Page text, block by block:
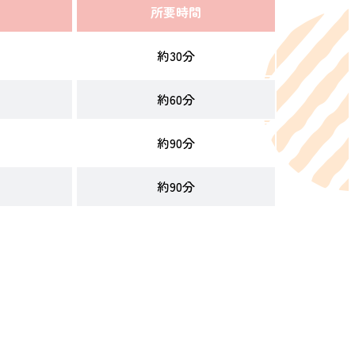
所要時間
約30分
約60分
約90分
約90分